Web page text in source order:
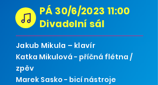
PÁ 30/6/2023 11:00
Divadelní sál
Jakub Mikula – klavír
Katka Mikulová - příčná flétna /
zpěv
Marek Sasko - bicí nástroje